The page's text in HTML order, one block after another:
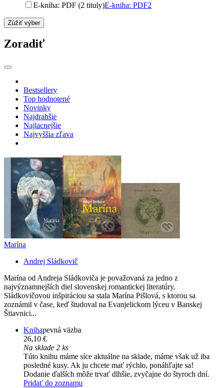
E-kniha: PDF (2 tituly)E-kniha: PDF2
Zúžiť výber
Zoradiť
Bestsellery
Top hodnotené
Novinky
Najdrahšie
Najlacnejšie
Najvyššia zľava
Marína
Andrej Sládkovič
Marína od Andreja Sládkoviča je považovaná za jedno z
najvýznamnejších diel slovenskej romantickej literatúry.
Sládkovičovou inšpiráciou sa stala Marína Pišlová, s ktorou sa
zoznámil v čase, keď študoval na Evanjelickom lýceu v Banskej
Štiavnici...
Knihapevná väzba
26,10 €
Na sklade 2 ks
Túto knihu máme síce aktuálne na sklade, máme však už iba
posledné kusy. Ak ju chcete mať rýchlo, ponáhľajte sa!
Dodanie ďalších môže trvať dlhšie, zvyčajne do štyroch dní.
Pridať do zoznamu